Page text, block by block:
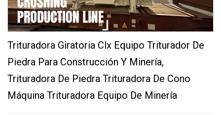
Trituradora Giratoria Clx Equipo Triturador De
Piedra Para Construcción Y Minería,
Trituradora De Piedra Trituradora De Cono
Máquina Trituradora Equipo De Minería